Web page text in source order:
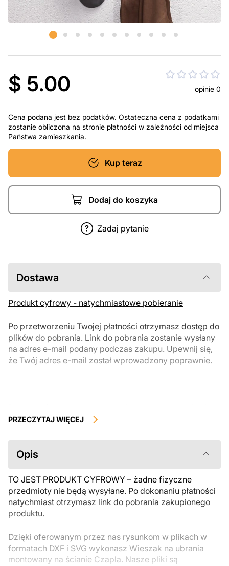
$ 5.00 opinie 0
Cena podana jest bez podatków. Ostateczna cena z podatkami
zostanie obliczona na stronie płatności w zależności od miejsca
Państwa zamieszkania.
Kup teraz
Dodaj do koszyka
Zadaj pytanie
Dostawa
Produkt cyfrowy - natychmiastowe pobieranie
Po przetworzeniu Twojej płatności otrzymasz dostęp do
plików do pobrania. Link do pobrania zostanie wysłany
na adres e-mail podany podczas zakupu. Upewnij się,
że Twój adres e-mail został wprowadzony poprawnie.
podlegają zwrotowi ani wymianie po ich pobraniu. Zalecamy
przed zakupem. Jeśli masz jakiekolwiek problemy z zamówieniem,
skontaktuj się bezpośrednio ze sprzedawcą.
PRZECZYTAJ WIĘCEJ
Opis
TO JEST PRODUKT CYFROWY – żadne fizyczne
przedmioty nie będą wysyłane. Po dokonaniu płatności
natychmiast otrzymasz link do pobrania zakupionego
produktu.
Dzięki oferowanym przez nas rysunkom w plikach w
formatach DXF i SVG wykonasz Wieszak na ubrania
montowany na ścianie Czapla. Nasze pliki są